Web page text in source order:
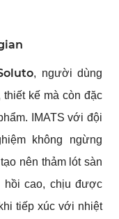
, người dùng
thiết kế mà còn đặc
IMATS với đội
không ngừng
nên thảm lót sàn
hồi cao, chịu được
tiếp xúc với nhiệt